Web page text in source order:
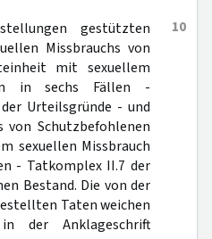
10
gestützten
Missbrauchs von
mit sexuellem
in sechs Fällen -
Urteilsgründe - und
von Schutzbefohlenen
sexuellen Missbrauch
- Tatkomplex II.7 der
Bestand. Die von der
Taten weichen
der Anklageschrift